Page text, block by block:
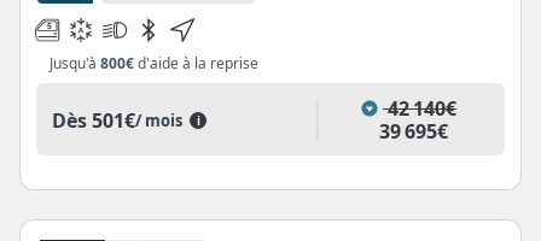
Jusqu'à 800€d'aide à la reprise
Dès501€/ mois i
42 140€
39 695€